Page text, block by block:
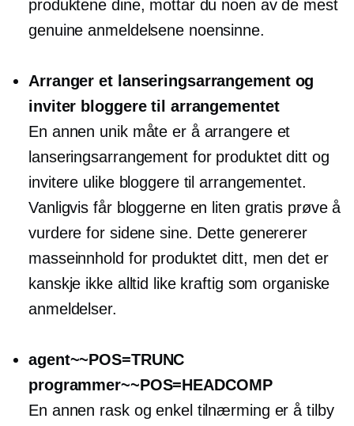
produktene dine, mottar du noen av de mest
genuine anmeldelsene noensinne.
Arranger et lanseringsarrangement og
inviter bloggere til arrangementet
En annen unik måte er å arrangere et
lanseringsarrangement for produktet ditt og
invitere ulike bloggere til arrangementet.
Vanligvis får bloggerne en liten gratis prøve å
vurdere for sidene sine. Dette genererer
masseinnhold for produktet ditt, men det er
kanskje ikke alltid like kraftig som organiske
anmeldelser.
agent~~POS=TRUNC
programmer~~POS=HEADCOMP
En annen rask og enkel tilnærming er å tilby